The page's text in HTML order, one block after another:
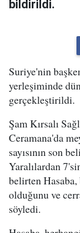
bildirildi.
Suriye'nin
yerleşiminde
gerçekleştirildi.
Şam Kırsalı
Ceramana'da
sayısının son
Yaralılardan
belirten
olduğunu ve
söyledi.